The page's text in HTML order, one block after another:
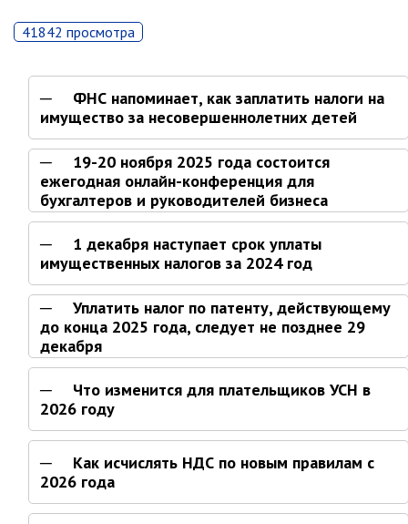
41842 просмотра
ФНС напоминает, как заплатить налоги на
имущество за несовершеннолетних детей
19-20 ноября 2025 года состоится
ежегодная онлайн-конференция для
бухгалтеров и руководителей бизнеса
1 декабря наступает срок уплаты
имущественных налогов за 2024 год
Уплатить налог по патенту, действующему
до конца 2025 года, следует не позднее 29
декабря
Что изменится для плательщиков УСН в
2026 году
Как исчислять НДС по новым правилам с
2026 года